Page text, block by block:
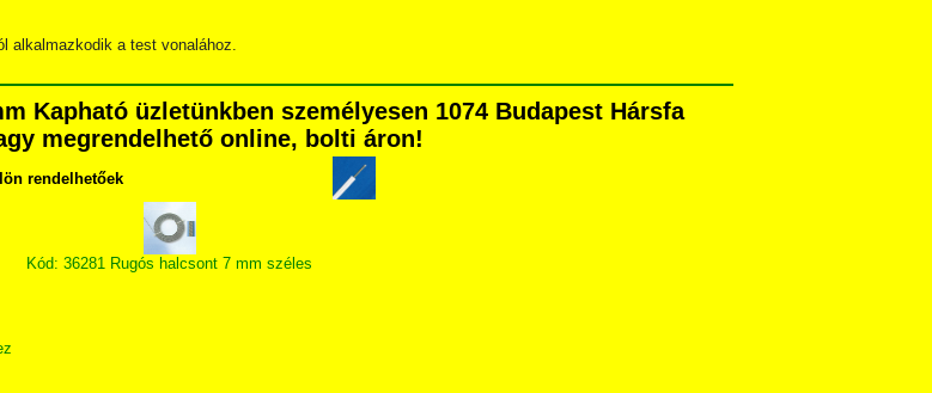
alkalmazkodik a test vonalához.
Kapható üzletünkben személyesen 1074 Budapest Hársfa
megrendelhető online, bolti áron!
rendelhetőek
Kód: 36281 Rugós halcsont 7 mm széles